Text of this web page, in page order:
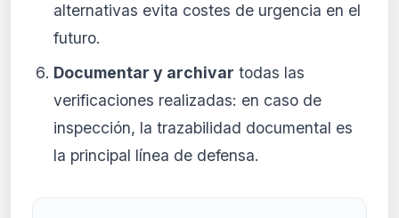
alternativas evita costes de urgencia en el
futuro.
Documentar y archivar todas las
verificaciones realizadas: en caso de
inspección, la trazabilidad documental es
la principal línea de defensa.